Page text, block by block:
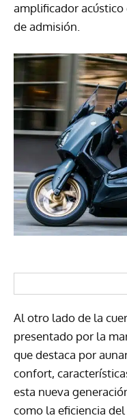
amplificador
de admisión.
Al otro lado de la
presentado por la
que destaca por
confort,
esta nueva
como la eficiencia